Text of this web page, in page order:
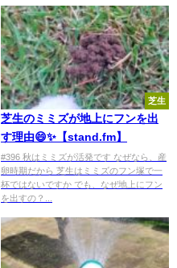
芝生
芝生のミミズが地上にフンを出
す理由😄✨【stand.fm】
#396 秋はミミズが活発です なぜなら、産
卵時期だから 芝生はミミズのフン塚で一
杯ではないですか でも、なぜ地上にフン
を出すの？...